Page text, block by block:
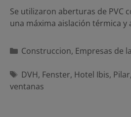
Se utilizaron aberturas de PVC
una máxima aislación térmica y
Categorías
Construccion, Empresas de
Etiquetas
DVH, Fenster, Hotel Ibis, Pilar,
ventanas